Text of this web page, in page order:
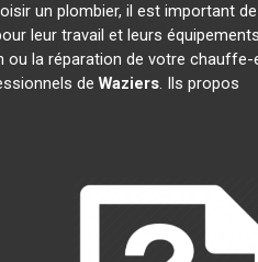
un plombier, il est important
leur travail et leurs
la réparation de votre
de Waziers. Ils propos